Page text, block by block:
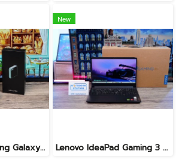
สมาร์ทโฟน Samsung Galaxy Z Flip6 (12+256GB) Light green (5G) พับจอได้ เครื่องสวย พร้อมใช้งาน ขายเพียง 11,900.- เท่านั้น
New
Lenovo IdeaPad Gaming 3 Ryzen5-5500H RAM16 RTX2050(4GB) 512GB M.2 จอ15.6 FHD 144Hz สเปคเกมมิ่ง คีย์บอร์ดไฟสีRGB เครื่องพร้อมใช้งาน ราคาเพียง 17,990.-